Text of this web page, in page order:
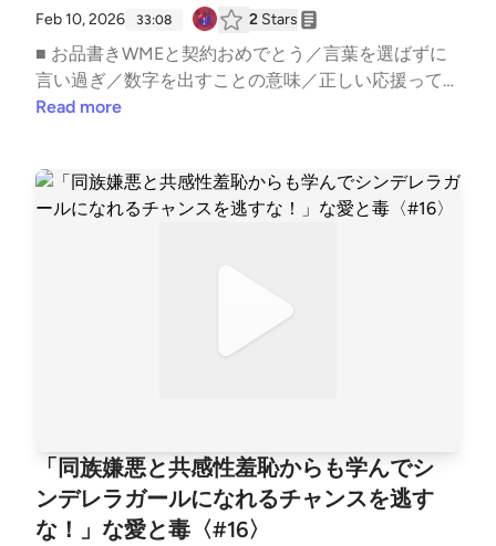
om/nara_deer18ゆきママInstagram: https://www.inst
agram.com/nara_deer18ゆきママTikTok: https://www.
tiktok.com/@nara_deer18 ▼ note番組公式: https://no
te.com/snack_ai_to_doku/ゆきママ: https://note.co
m/nara_deer18/収録後の裏話やアフタートーク、ママ
ュタグ #あいどく でお口直しのご感想もお待ちして
おります。
Feb 10, 2026 33:08 2 Stars
■ お品書きWMEと契約おめでとう／言葉を選ばずに
言い過ぎ／数字を出すことの意味／正しい応援っての
はないとは思うんやけど／推し活じゃない理由／結果
場ではないetc..━━━━━━━━━━━━━━━━━
━━━━スナック愛と毒 〜ゆきママの愛、届く？〜
aylist/1SYiZpwV8QBf6k9qcXfMYG?si=7lrPo5CLRKKq
LO4tw9TjpA&amp;pi=5Vz1DxHRS_iGx ─────────
アイデアなどございましたらぜひこちらまでお寄せく
ださい。 ──────────────── ▼ 公式HPhttps://a
itodoku.com ▼ SNS番組公式X: https://twitter.com/s
nack_aitodokuゆきママX: https://twitter.com/nara_de
Read more
「同族嫌悪と共感性羞恥からも学んでシ
ンデレラガールになれるチャンスを逃す
な！」な愛と毒〈#16〉